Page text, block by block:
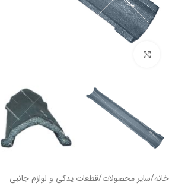
خانه/سایر محصولات/قطعات یدکی و لوازم جانبی